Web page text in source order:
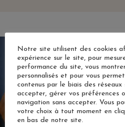
Notre site utilisent des cookies
expérience sur le site, pour
performance du site, vous
personnalisés et pour vous
contenus par le biais des réseaux
accepter, gérer vos préférences
navigation sans accepter. Vous
votre choix à tout moment en
en bas de notre site.